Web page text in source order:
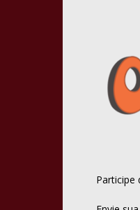
Participe